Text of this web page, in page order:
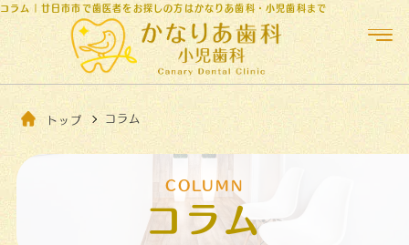
コラム｜廿日市市で歯医者をお探しの方はかなりあ歯科・小児歯科まで
トップ コラム
COLUMN
コラム